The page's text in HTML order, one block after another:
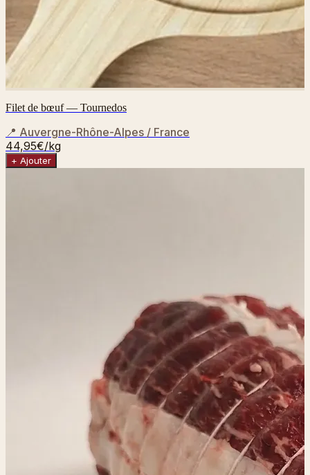
Filet de bœuf — Tournedos
📍 Auvergne-Rhône-Alpes / France
44,95€/kg
+ Ajouter